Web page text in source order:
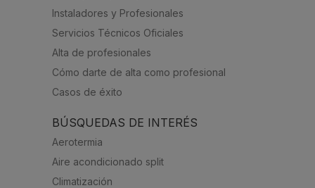
Instaladores y Profesionales
Servicios Técnicos Oficiales
Alta de profesionales
Cómo darte de alta como profesional
Casos de éxito
BÚSQUEDAS DE INTERÉS
Aerotermia
Aire acondicionado split
Climatización